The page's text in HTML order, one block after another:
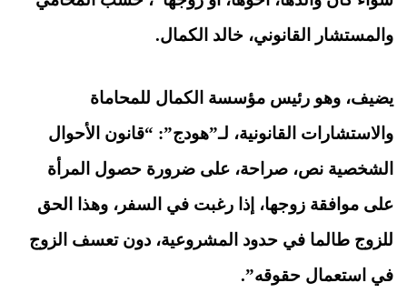
والمستشار القانوني، خالد الكمال.
يضيف، وهو رئيس مؤسسة الكمال للمحاماة
والاستشارات القانونية، لـ”هودج”: “قانون الأحوال
الشخصية نص، صراحة، على ضرورة حصول المرأة
على موافقة زوجها، إذا رغبت في السفر، وهذا الحق
للزوج طالما في حدود المشروعية، دون تعسف الزوج
في استعمال حقوقه”.